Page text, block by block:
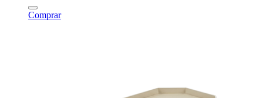
Comprar